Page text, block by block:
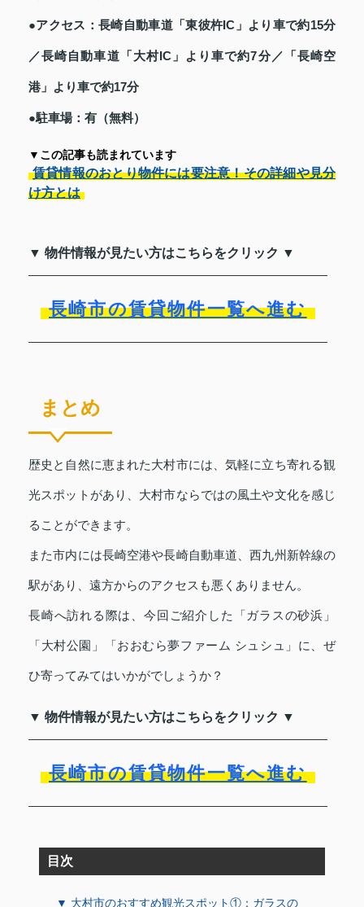
●アクセス：長崎自動車道「東彼杵IC」より車で約15分
／長崎自動車道「大村IC」より車で約7分／「長崎空
港」より車で約17分
●駐車場：有（無料）
▼この記事も読まれています
賃貸情報のおとり物件には要注意！その詳細や見分
け方とは
▼ 物件情報が見たい方はこちらをクリック ▼
長崎市の賃貸物件一覧へ進む
まとめ
歴史と自然に恵まれた大村市には、気軽に立ち寄れる観
光スポットがあり、大村市ならではの風土や文化を感じ
ることができます。
また市内には長崎空港や長崎自動車道、西九州新幹線の
駅があり、遠方からのアクセスも悪くありません。
長崎へ訪れる際は、今回ご紹介した「ガラスの砂浜」
「大村公園」「おおむら夢ファーム シュシュ」に、ぜ
ひ寄ってみてはいかがでしょうか？
▼ 物件情報が見たい方はこちらをクリック ▼
長崎市の賃貸物件一覧へ進む
目次
▼ 大村市のおすすめ観光スポット①：ガラスの